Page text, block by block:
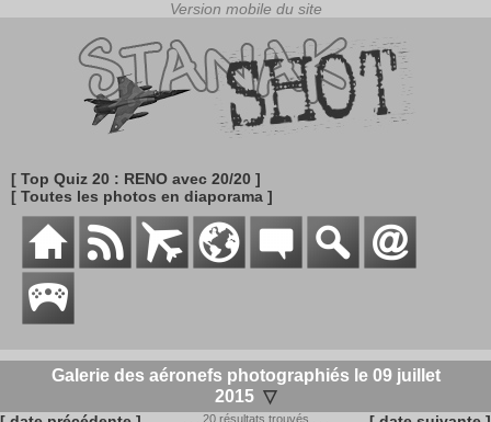
[ Top Quiz 20 : RENO avec 20/20 ]
[ Toutes les photos en diaporama ]
Galerie des aéronefs photographiés le 09 juillet
2015 ▽
. . . 20 résultats trouvés . . .